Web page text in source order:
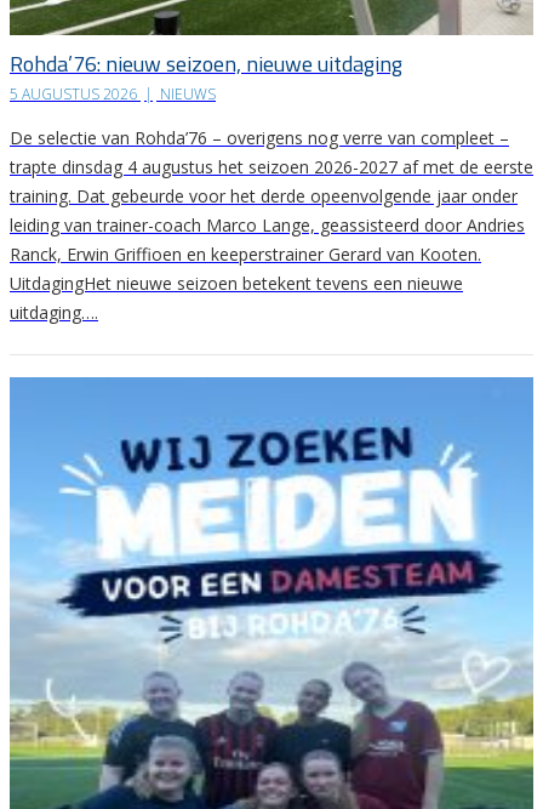
Rohda’76: nieuw seizoen, nieuwe uitdaging
5 AUGUSTUS 2026 | NIEUWS
De selectie van Rohda’76 – overigens nog verre van compleet –
trapte dinsdag 4 augustus het seizoen 2026-2027 af met de eerste
training. Dat gebeurde voor het derde opeenvolgende jaar onder
leiding van trainer-coach Marco Lange, geassisteerd door Andries
Ranck, Erwin Griffioen en keeperstrainer Gerard van Kooten.
UitdagingHet nieuwe seizoen betekent tevens een nieuwe
uitdaging….